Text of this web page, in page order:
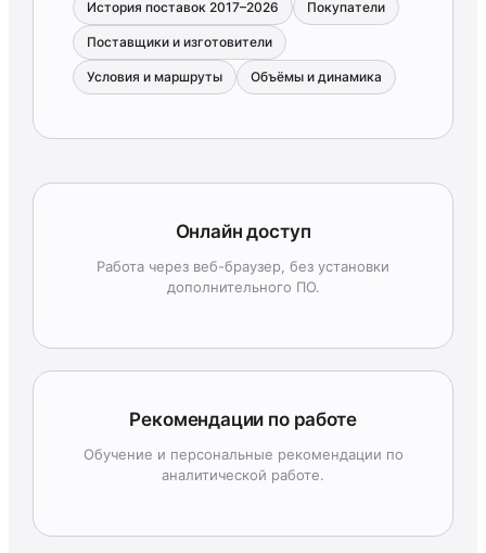
История поставок 2017–2026 Покупатели
Поставщики и изготовители
Условия и маршруты Объёмы и динамика
Онлайн доступ
Работа через веб-браузер, без установки
дополнительного ПО.
Рекомендации по работе
Обучение и персональные рекомендации по
аналитической работе.